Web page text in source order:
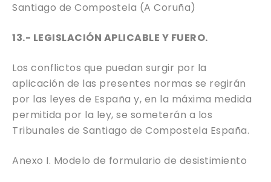
Santiago de Compostela (A Coruña)
13.- LEGISLACIÓN APLICABLE Y FUERO.
Los conflictos que puedan surgir por la
aplicación de las presentes normas se regirán
por las leyes de España y, en la máxima medida
permitida por la ley, se someterán a los
Tribunales de Santiago de Compostela España.
Anexo I. Modelo de formulario de desistimiento